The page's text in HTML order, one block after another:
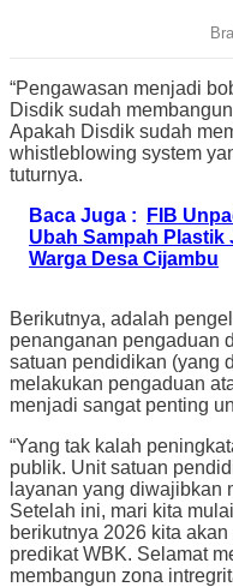
“Pengawasan menjadi
Disdik sudah
Apakah Disdik sudah
whistleblowing system
tuturnya.
Baca Juga :
FIB
Ubah Sampah Plastik
Warga Desa Cijambu
Berikutnya, adalah
penanganan pengaduan
satuan pendidikan (yang
melakukan pengaduan
menjadi sangat penting
“Yang tak kalah
publik. Unit satuan
layanan yang diwajibkan
Setelah ini, mari kita
berikutnya 2026 kita
predikat WBK. Selamat
membangun zona